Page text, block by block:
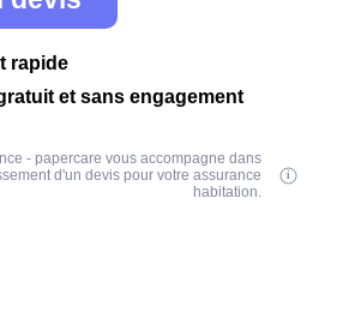
rapide
et sans engagement
- papercare vous accompagne dans
d'un devis pour votre assurance
habitation.